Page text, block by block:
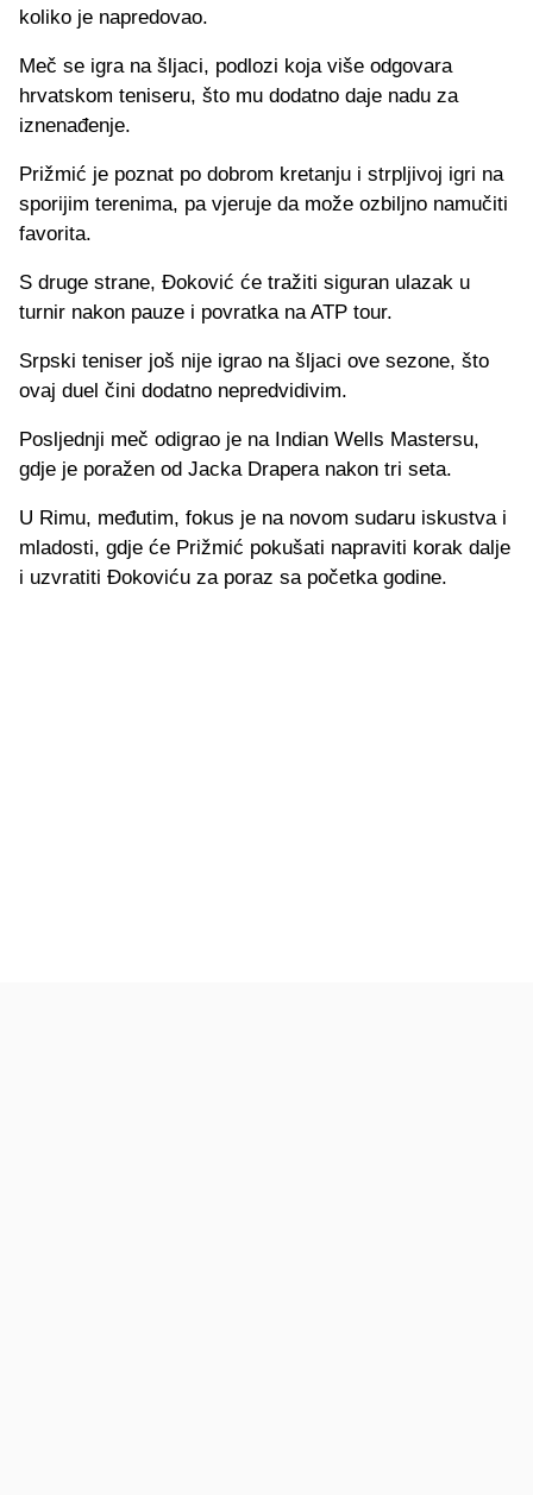
koliko je napredovao.
Meč se igra na šljaci, podlozi koja više odgovara
hrvatskom teniseru, što mu dodatno daje nadu za
iznenađenje.
Prižmić je poznat po dobrom kretanju i strpljivoj igri na
sporijim terenima, pa vjeruje da može ozbiljno namučiti
favorita.
S druge strane, Đoković će tražiti siguran ulazak u
turnir nakon pauze i povratka na ATP tour.
Srpski teniser još nije igrao na šljaci ove sezone, što
ovaj duel čini dodatno nepredvidivim.
Posljednji meč odigrao je na Indian Wells Mastersu,
gdje je poražen od Jacka Drapera nakon tri seta.
U Rimu, međutim, fokus je na novom sudaru iskustva i
mladosti, gdje će Prižmić pokušati napraviti korak dalje
i uzvratiti Đokoviću za poraz sa početka godine.